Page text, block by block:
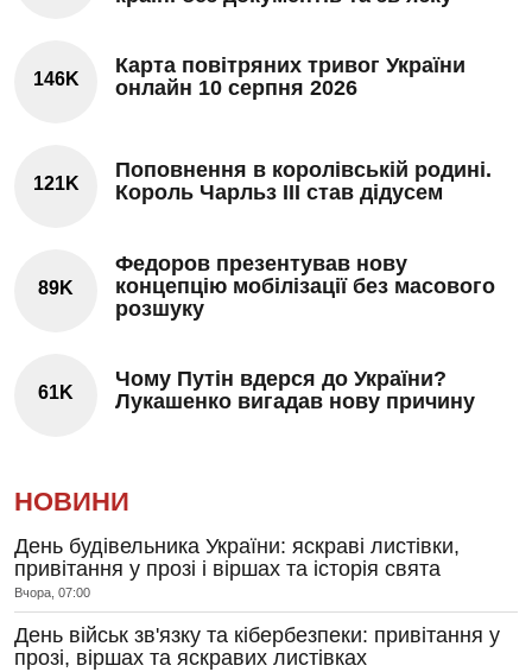
146K
Карта повітряних тривог України
онлайн 10 серпня 2026
121K
Поповнення в королівській родині.
Король Чарльз III став дідусем
89K
Федоров презентував нову
концепцію мобілізації без масового
розшуку
61K
Чому Путін вдерся до України?
Лукашенко вигадав нову причину
НОВИНИ
День будівельника України: яскраві листівки,
привітання у прозі і віршах та історія свята
Вчора, 07:00
День військ зв'язку та кібербезпеки: привітання у
прозі, віршах та яскравих листівках